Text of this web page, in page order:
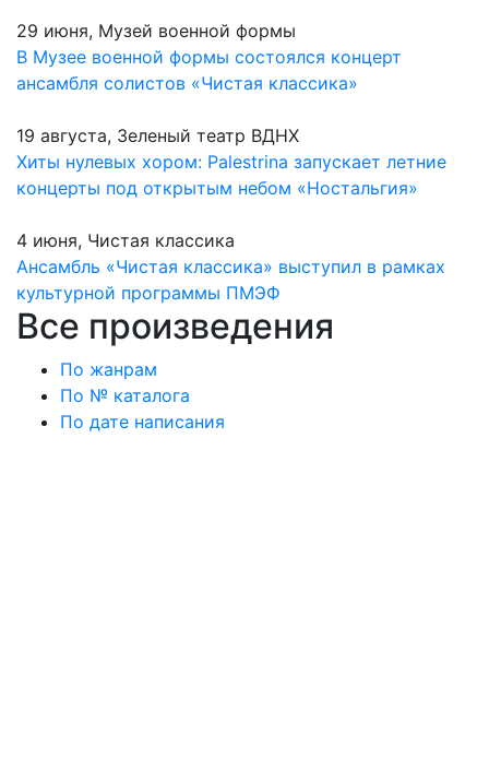
29 июня, Музей военной формы
В Музее военной формы состоялся концерт
ансамбля солистов «Чистая классика»
19 августа, Зеленый театр ВДНХ
Хиты нулевых хором: Palestrina запускает летние
концерты под открытым небом «Ностальгия»
4 июня, Чистая классика
Ансамбль «Чистая классика» выступил в рамках
культурной программы ПМЭФ
Все произведения
По жанрам
По № каталога
По дате написания